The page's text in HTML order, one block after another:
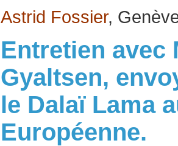
Astrid Fossier,
Entretien avec
Gyaltsen,
le Dalaï Lama
Européenne.